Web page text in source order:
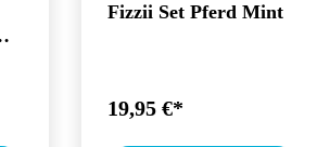
Fizzii Set Pferd Mint
19,95 €*